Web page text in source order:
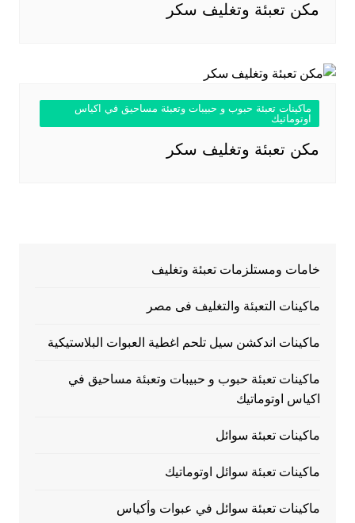
مكن تعبئة وتغليف سكر
ماكينات تعبئة حبوب و حبيبات وتعبئة مساحيق في اكياس
اوتوماتيك
مكن تعبئة وتغليف سكر
خامات ومستلزمات تعبئة وتغليف
ماكينات التعبئة والتغليف فى مصر
ماكينات اندكشن سيل تلحم اغطية العبوات البلاستيكية
ماكينات تعبئة حبوب و حبيبات وتعبئة مساحيق في
اكياس اوتوماتيك
ماكينات تعبئة سوائل
ماكينات تعبئة سوائل اوتوماتيك
ماكينات تعبئة سوائل في عبوات وأكياس